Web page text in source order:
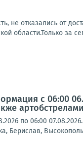
не отказались от
области.Только за
с 06:00
по 06:00
Берислав,